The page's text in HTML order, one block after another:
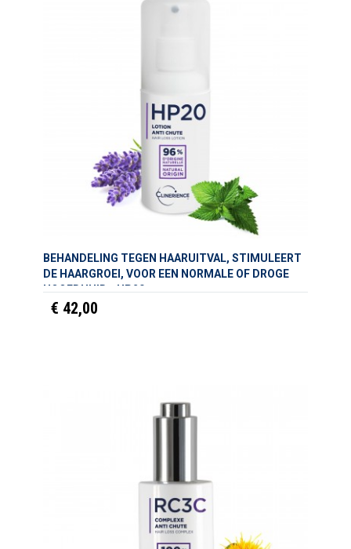
BEHANDELING TEGEN HAARUITVAL, STIMULEERT
DE HAARGROEI, VOOR EEN NORMALE OF DROGE
HOOFDHUID - HP20
€ 42,00